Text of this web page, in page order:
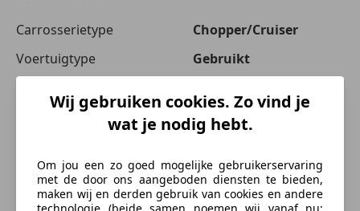
Carrosserietype
Chopper/Cruiser
Voertuigtype
Gebruikt
Voertuiggeschiedenis
Bouwjaar
02/2006
Wij gebruiken cookies. Zo vind je
wat je nodig hebt.
Om jou een zo goed mogelijke gebruikerservaring
met de door ons aangeboden diensten te bieden,
maken wij en derden gebruik van cookies en andere